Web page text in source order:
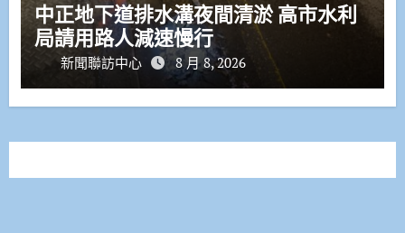
中正地下道排水溝夜間清淤 高市水利
局請用路人減速慢行
新聞聯訪中心 8 月 8, 2026